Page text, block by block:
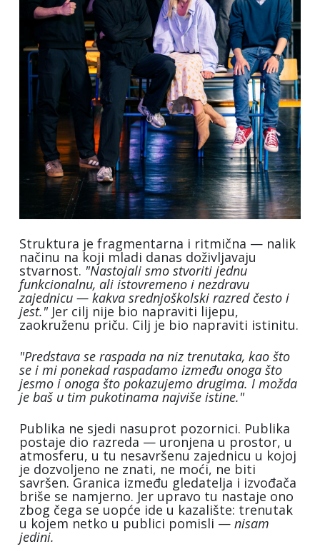
Struktura je fragmentarna i ritmična — nalik
načinu na koji mladi danas doživljavaju
stvarnost. "Nastojali smo stvoriti jednu
funkcionalnu, ali istovremeno i nezdravu
zajednicu — kakva srednjoškolski razred često i
jest."Jer cilj nije bio napraviti lijepu,
zaokruženu priču. Cilj je bio napraviti istinitu.
"Predstava se raspada na niz trenutaka, kao što
se i mi ponekad raspadamo između onoga što
jesmo i onoga što pokazujemo drugima. I možda
je baš u tim pukotinama najviše istine."
Publika ne sjedi nasuprot pozornici. Publika
postaje dio razreda — uronjena u prostor, u
atmosferu, u tu nesavršenu zajednicu u kojoj
je dozvoljeno ne znati, ne moći, ne biti
savršen. Granica između gledatelja i izvođača
briše se namjerno. Jer upravo tu nastaje ono
zbog čega se uopće ide u kazalište: trenutak
u kojem netko u publici pomisli — nisam
jedini.